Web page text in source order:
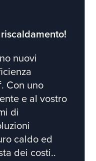
nuovi
Con uno
e al vostro
di
caldo ed
dei costi..